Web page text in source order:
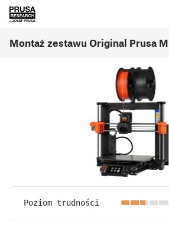
Montaż zestawu Original Prusa
Poziom trudności